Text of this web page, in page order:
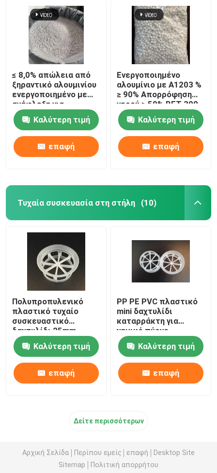
≤ 8,0% απώλεια από
ξηραντικό αλουμινίου
ενεργοποιημένο με
ανάφλεξη για
ανώτερο έλεγχο
υγρασίαςΚαλύτερη τιμή
επαφή
Ενεργοποιημένο
αλουμίνιο με Α1203 %
≥ 90% Απορρόφηση
νερού ≥ 50% BET 300-
320m2/g
Καλύτερη τιμή
επαφή
Τυχαία συσκευασία στη στήλη (10)
Πολυπροπυλενικό
πλαστικό τυχαίο
συσκευαστικό
δαχτυλίδι 25mm
38mm 50mm 76mm
Καλύτερη τιμή
επαφή
PP PE PVC πλαστικό
mini δαχτυλίδι
καταρράκτη για
χημικό πύργο
συσκευασίας
Καλύτερη τιμή
επαφή
Δείτε περισσότερων
Αρχική Σελίδα Περίπου εμείς επαφή
Desktop Site
Sitemap
Πολιτική απορρήτου